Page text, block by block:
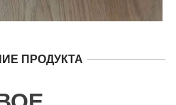
ПРОДУКТА